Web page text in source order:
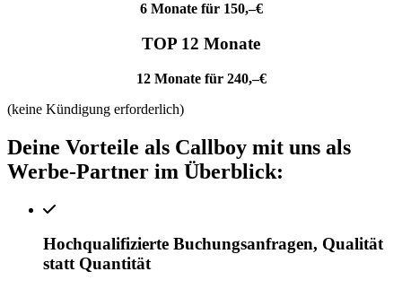
6 Monate für 150,–€
TOP 12 Monate
12 Monate für 240,–€
(keine Kündigung erforderlich)
Deine Vorteile als Callboy mit uns als
Werbe-Partner im Überblick:
Hochqualifizierte Buchungsanfragen, Qualität
statt Quantität